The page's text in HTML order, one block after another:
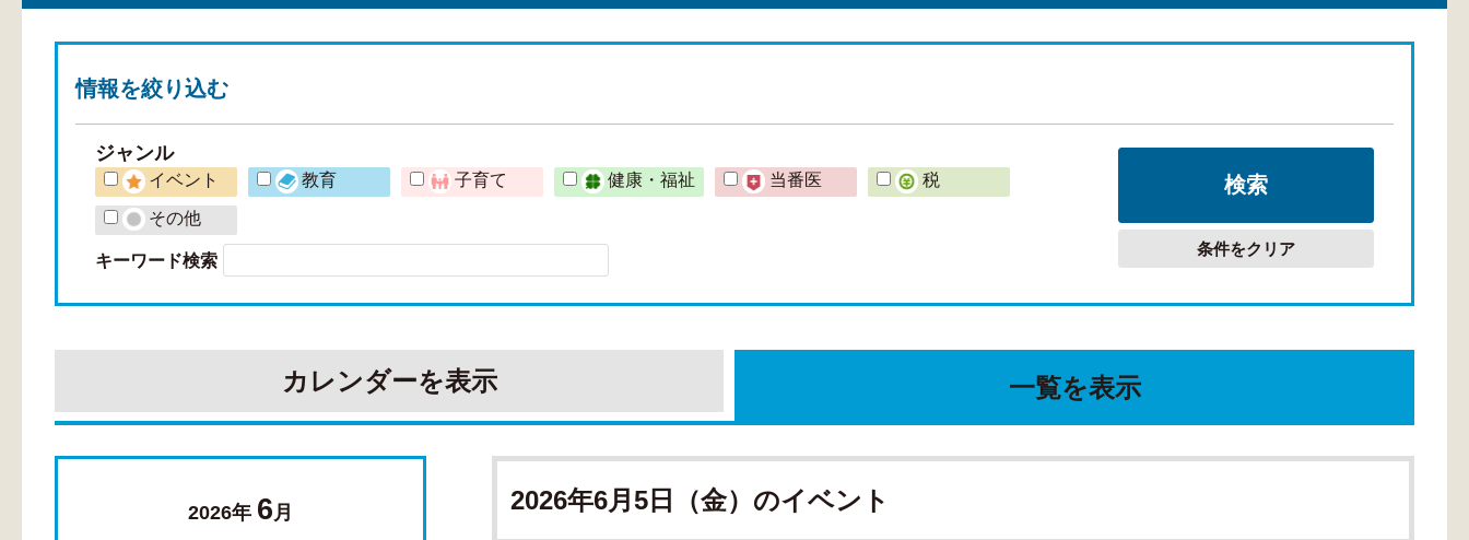
情報を絞り込む
ジャンル
イベント 教育 子育て 健康・福祉 当番医
税
その他
キーワード検索
条件をクリア
カレンダーを表示 一覧を表示
2026年 6月 2026年6月5日（金）のイベント